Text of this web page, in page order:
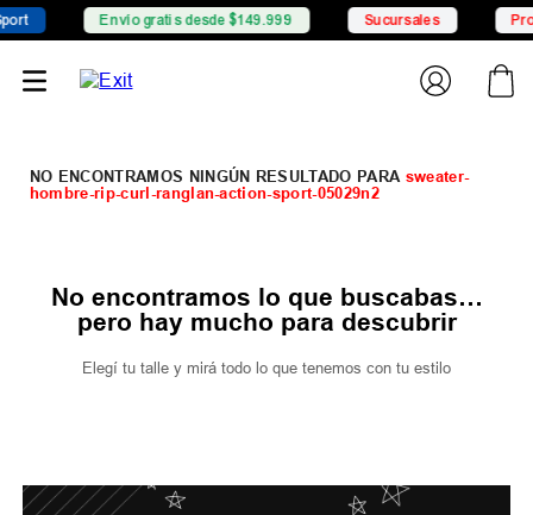
Envío gratis desde $149.999 Sucursales
sweater-
hombre-rip-curl-ranglan-action-sport-05029n2
No encontramos lo que buscabas…
pero hay mucho para descubrir
Elegí tu talle y mirá todo lo que tenemos con tu estilo